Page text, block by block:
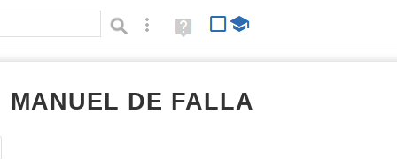
Búsqueda avanzada
Ayuda
(en
MANUEL DE FALLA